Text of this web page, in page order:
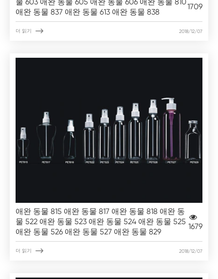
애완 동물 837 애완 동물 613 애완 동물 838
1709
더 읽기  2018/12/07
애완 동물 815 애완 동물 817 애완 동물 818 애완 동
물 522 애완 동물 523 애완 동물 524 애완 동물 525
애완 동물 526 애완 동물 527 애완 동물 829
1679
더 읽기  2018/12/07